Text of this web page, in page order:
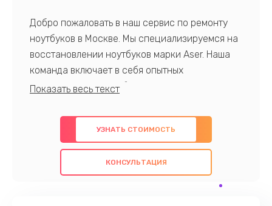
Добро пожаловать в наш сервис по ремонту
ноутбуков в Москве. Мы специализируемся на
восстановлении ноутбуков марки Aser. Наша
команда включает в себя опытных
профессионалов с обширными знаниями и
предлагаем быстрый и качественный ремонт с
использованием оригинальных компонентов, а
также гарантируем качество всех
проведенных работ. Наша цель - предоставить
УЗНАТЬ СТОИМОСТЬ
КОНСУЛЬТАЦИЯ